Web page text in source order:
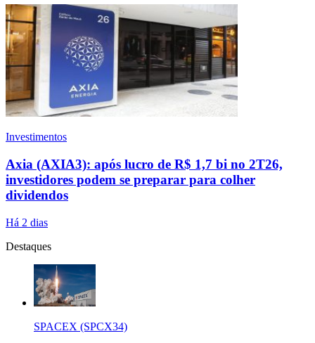
Investimentos
Axia (AXIA3): após lucro de R$ 1,7 bi no 2T26,
investidores podem se preparar para colher
dividendos
Há 2 dias
Destaques
SPACEX (SPCX34)